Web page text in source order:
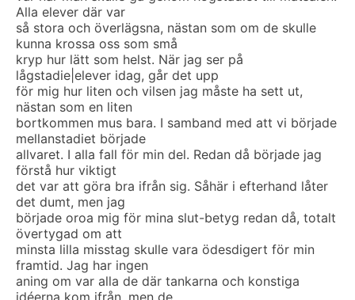
Alla elever där var
så stora och överlägsna, nästan som om de skulle
kunna krossa oss som små
kryp hur lätt som helst. När jag ser på
lågstadie|elever idag, går det upp
för mig hur liten och vilsen jag måste ha sett ut,
nästan som en liten
bortkommen mus bara. I samband med att vi började
mellanstadiet började
allvaret. I alla fall för min del. Redan då började jag
förstå hur viktigt
det var att göra bra ifrån sig. Såhär i efterhand låter
det dumt, men jag
började oroa mig för mina slut-betyg redan då, totalt
övertygad om att
minsta lilla misstag skulle vara ödesdigert för min
framtid. Jag har ingen
aning om var alla de där tankarna och konstiga
idéerna kom ifrån, men de